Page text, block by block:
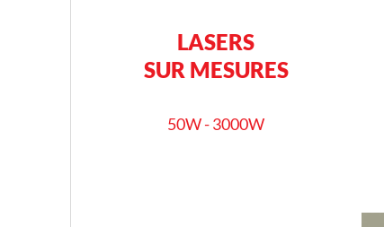
LASERS
SUR MESURES
50W - 3000W